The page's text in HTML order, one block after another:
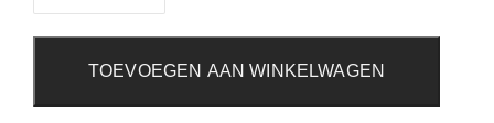
TOEVOEGEN AAN WINKELWAGEN